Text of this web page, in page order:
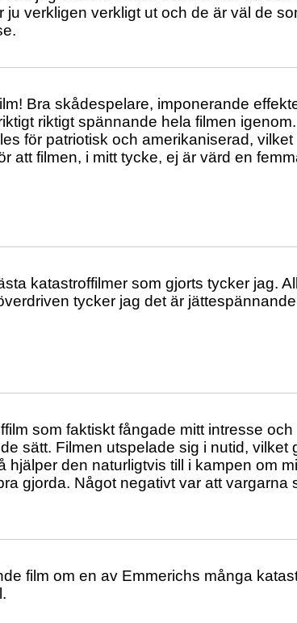
ju verkligen verkligt ut och de är väl de
Bra skådespelare, imponerande
riktigt spännande hela filmen
för patriotisk och amerikaniserad,
att filmen, i mitt tycke, ej är värd en
katastroffilmer som gjorts tycker jag.
tycker jag det är
som faktiskt fångade mitt intresse
sätt. Filmen utspelade sig i nutid, vilket
hjälper den naturligtvis till i kampen om
gjorda. Något negativt var att vargarna
film om en av Emmerichs många